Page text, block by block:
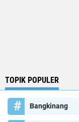
TOPIK POPULER
Bangkinang